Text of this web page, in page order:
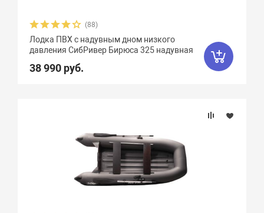
(88)
Лодка ПВХ с надувным дном низкого
давления СибРивер Бирюса 325 надувная
38 990 руб.